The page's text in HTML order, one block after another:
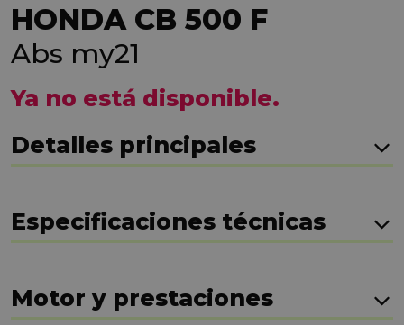
HONDA CB 500 F
Abs my21
Ya no está disponible.
Detalles principales
Especificaciones técnicas
Motor y prestaciones